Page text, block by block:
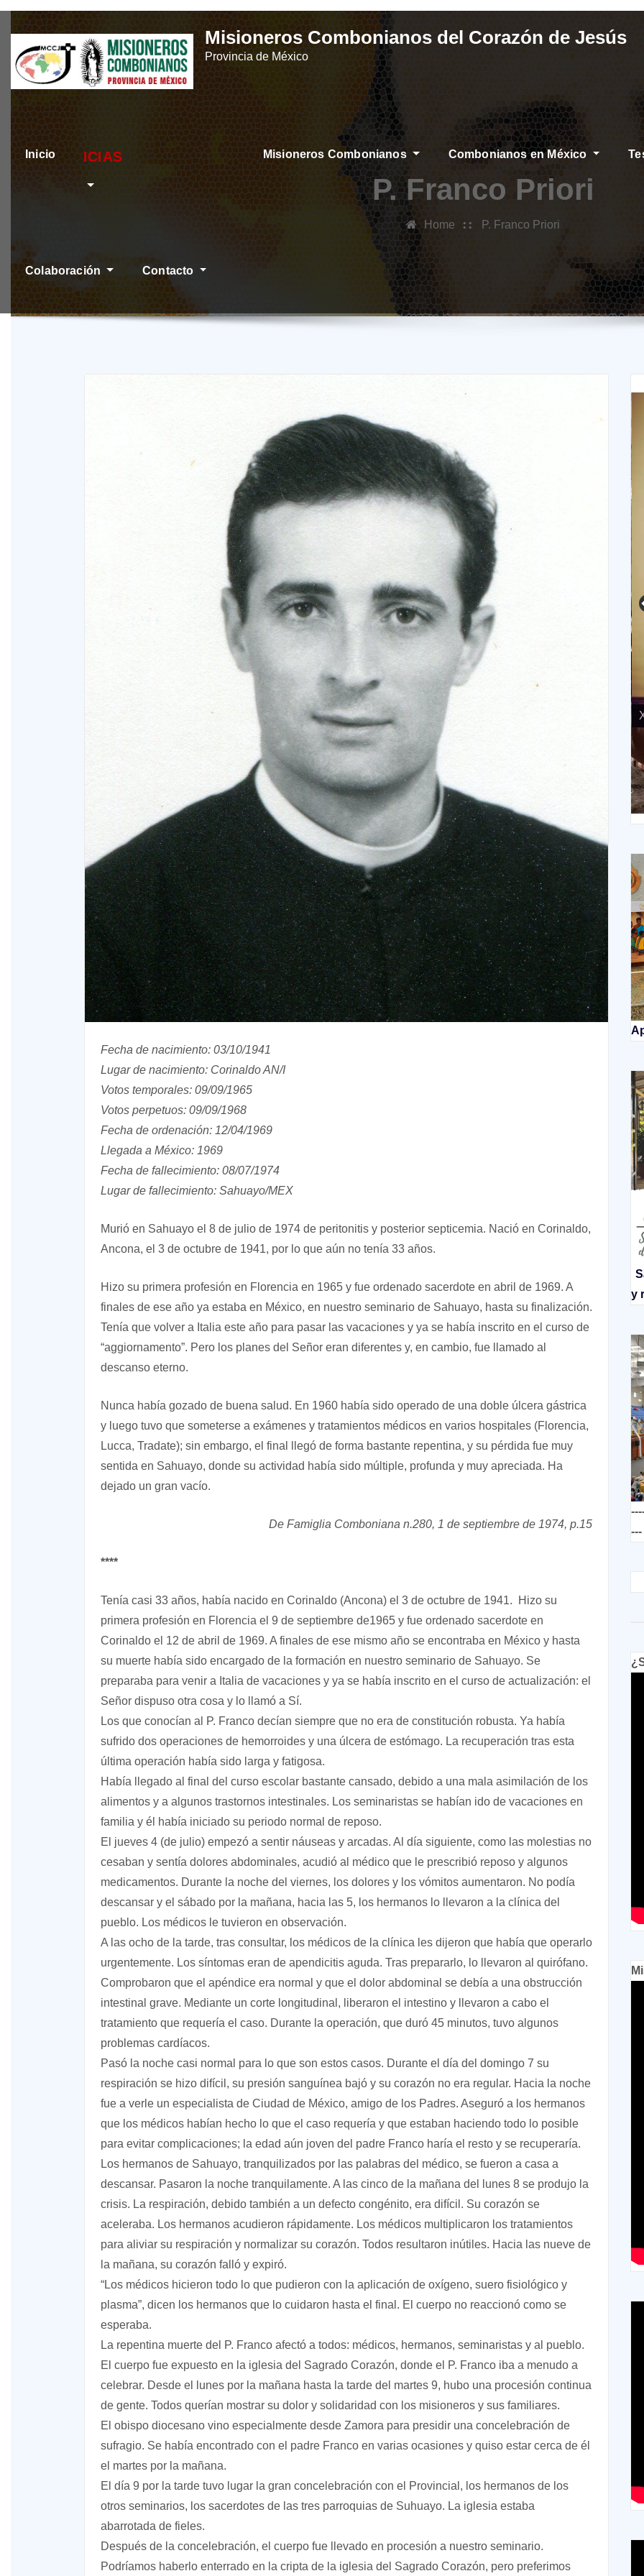
Skip
content
Misioneros Combonianos del Corazón de Jesús
Provincia de México
Inicio ÚLTIMAS NOTICIASMisioneros Combonianos Combonianos en México
Colaboración Contacto
P. Franco Priori
Home P. Franco Priori
Fecha de nacimiento: 03/10/1941
Lugar de nacimiento: Corinaldo AN/I
Votos temporales: 09/09/1965
Votos perpetuos: 09/09/1968
Fecha de ordenación: 12/04/1969
Llegada a México: 1969
Fecha de fallecimiento: 08/07/1974
Lugar de fallecimiento: Sahuayo/MEX
Murió en Sahuayo el 8 de julio de 1974 de peritonitis y posterior septicemia. Nació en Corinaldo,
Ancona, el 3 de octubre de 1941, por lo que aún no tenía 33 años.
Hizo su primera profesión en Florencia en 1965 y fue ordenado sacerdote en abril de 1969. A
finales de ese año ya estaba en México, en nuestro seminario de Sahuayo, hasta su finalización.
Tenía que volver a Italia este año para pasar las vacaciones y ya se había inscrito en el curso de
“aggiornamento”. Pero los planes del Señor eran diferentes y, en cambio, fue llamado al
descanso eterno.
Nunca había gozado de buena salud. En 1960 había sido operado de una doble úlcera gástrica
y luego tuvo que someterse a exámenes y tratamientos médicos en varios hospitales (Florencia,
Lucca, Tradate); sin embargo, el final llegó de forma bastante repentina, y su pérdida fue muy
sentida en Sahuayo, donde su actividad había sido múltiple, profunda y muy apreciada. Ha
dejado un gran vacío.
De Famiglia Comboniana n.280, 1 de septiembre de 1974, p.15
****
Tenía casi 33 años, había nacido en Corinaldo (Ancona) el 3 de octubre de 1941. Hizo su
primera profesión en Florencia el 9 de septiembre de1965 y fue ordenado sacerdote en
Corinaldo el 12 de abril de 1969. A finales de ese mismo año se encontraba en México y hasta
su muerte había sido encargado de la formación en nuestro seminario de Sahuayo. Se
preparaba para venir a Italia de vacaciones y ya se había inscrito en el curso de actualización: el
Señor dispuso otra cosa y lo llamó a Sí.
Los que conocían al P. Franco decían siempre que no era de constitución robusta. Ya había
sufrido dos operaciones de hemorroides y una úlcera de estómago. La recuperación tras esta
última operación había sido larga y fatigosa.
Había llegado al final del curso escolar bastante cansado, debido a una mala asimilación de los
alimentos y a algunos trastornos intestinales. Los seminaristas se habían ido de vacaciones en
familia y él había iniciado su periodo normal de reposo.
El jueves 4 (de julio) empezó a sentir náuseas y arcadas. Al día siguiente, como las molestias no
cesaban y sentía dolores abdominales, acudió al médico que le prescribió reposo y algunos
medicamentos. Durante la noche del viernes, los dolores y los vómitos aumentaron. No podía
descansar y el sábado por la mañana, hacia las 5, los hermanos lo llevaron a la clínica del
pueblo. Los médicos le tuvieron en observación.
A las ocho de la tarde, tras consultar, los médicos de la clínica les dijeron que había que operarlo
urgentemente. Los síntomas eran de apendicitis aguda. Tras prepararlo, lo llevaron al quirófano.
Comprobaron que el apéndice era normal y que el dolor abdominal se debía a una obstrucción
intestinal grave. Mediante un corte longitudinal, liberaron el intestino y llevaron a cabo el
tratamiento que requería el caso. Durante la operación, que duró 45 minutos, tuvo algunos
problemas cardíacos.
Pasó la noche casi normal para lo que son estos casos. Durante el día del domingo 7 su
respiración se hizo difícil, su presión sanguínea bajó y su corazón no era regular. Hacia la noche
fue a verle un especialista de Ciudad de México, amigo de los Padres. Aseguró a los hermanos
que los médicos habían hecho lo que el caso requería y que estaban haciendo todo lo posible
para evitar complicaciones; la edad aún joven del padre Franco haría el resto y se recuperaría.
Los hermanos de Sahuayo, tranquilizados por las palabras del médico, se fueron a casa a
descansar. Pasaron la noche tranquilamente. A las cinco de la mañana del lunes 8 se produjo la
crisis. La respiración, debido también a un defecto congénito, era difícil. Su corazón se
aceleraba. Los hermanos acudieron rápidamente. Los médicos multiplicaron los tratamientos
para aliviar su respiración y normalizar su corazón. Todos resultaron inútiles. Hacia las nueve de
la mañana, su corazón falló y expiró.
“Los médicos hicieron todo lo que pudieron con la aplicación de oxígeno, suero fisiológico y
plasma”, dicen los hermanos que lo cuidaron hasta el final. El cuerpo no reaccionó como se
esperaba.
La repentina muerte del P. Franco afectó a todos: médicos, hermanos, seminaristas y al pueblo.
El cuerpo fue expuesto en la iglesia del Sagrado Corazón, donde el P. Franco iba a menudo a
celebrar. Desde el lunes por la mañana hasta la tarde del martes 9, hubo una procesión continua
de gente. Todos querían mostrar su dolor y solidaridad con los misioneros y sus familiares.
El obispo diocesano vino especialmente desde Zamora para presidir una concelebración de
sufragio. Se había encontrado con el padre Franco en varias ocasiones y quiso estar cerca de él
el martes por la mañana.
El día 9 por la tarde tuvo lugar la gran concelebración con el Provincial, los hermanos de los
otros seminarios, los sacerdotes de las tres parroquias de Suhuayo. La iglesia estaba
abarrotada de fieles.
Después de la concelebración, el cuerpo fue llevado en procesión a nuestro seminario.
Podríamos haberlo enterrado en la cripta de la iglesia del Sagrado Corazón, pero preferimos
XV Domingo ordinario. Año A
XIV Domingo ordinario. Año A
y
---